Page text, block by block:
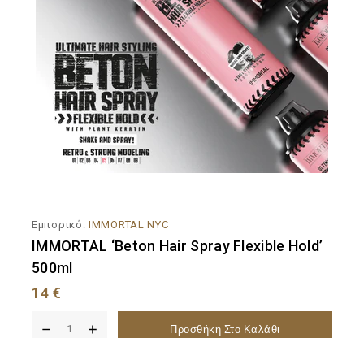
Εμπορικό: IMMORTAL NYC
IMMORTAL ‘Beton Hair Spray Flexible Hold’
500ml
14€
Προσθήκη Στο Καλάθι